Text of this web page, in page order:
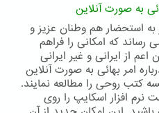
به صورت آنلاین
استحضار هم وطنان عزیز و
رساند که امکانی را فراهم
از ایرانی و غیر ایرانی
امر بهائی به صورت آنلاین
کتب روحی را مطالعه نمایند.
نرم افزار اسکایپ را روی